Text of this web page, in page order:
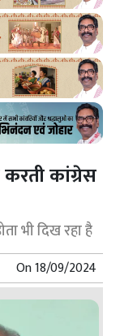
कांग्रेस
भी दिख रहा है
On18/09/2024